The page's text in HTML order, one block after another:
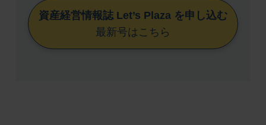
資産経営情報誌 Let’s Plaza を申し込む
最新号はこちら